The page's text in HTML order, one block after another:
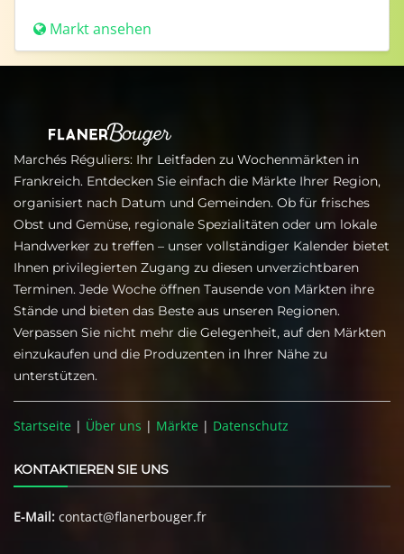
Markt ansehen
Marchés Réguliers: Ihr Leitfaden zu Wochenmärkten in
Frankreich. Entdecken Sie einfach die Märkte Ihrer Region,
organisiert nach Datum und Gemeinden. Ob für frisches
Obst und Gemüse, regionale Spezialitäten oder um lokale
Handwerker zu treffen – unser vollständiger Kalender bietet
Ihnen privilegierten Zugang zu diesen unverzichtbaren
Terminen. Jede Woche öffnen Tausende von Märkten ihre
Stände und bieten das Beste aus unseren Regionen.
Verpassen Sie nicht mehr die Gelegenheit, auf den Märkten
einzukaufen und die Produzenten in Ihrer Nähe zu
unterstützen.
Startseite | Über uns | Märkte | Datenschutz
KONTAKTIEREN SIE UNS
E-Mail: contact@flanerbouger.fr